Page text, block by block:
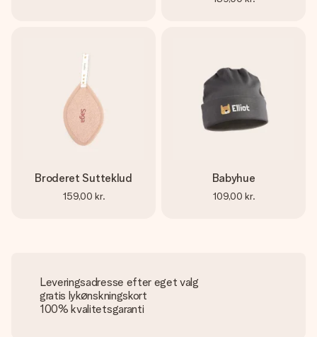
Broderet Sutteklud
159,00 kr.
Babyhue
109,00 kr.
Leveringsadresse efter eget valg
gratis lykønskningskort
100% kvalitetsgaranti